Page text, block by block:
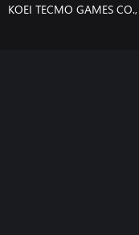
KOEI TECMO GAMES